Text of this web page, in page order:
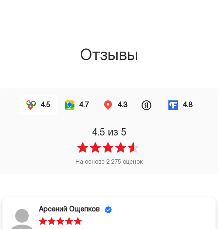
Отзывы
4.5 4.7 4.3 4.8
4.5 из 5
На основе 2 275 оценок
Арсений Ощепков